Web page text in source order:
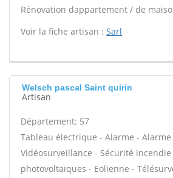
Rénovation dappartement / de
Voir la fiche artisan : Sarl
Welsch pascal Saint quirin
Artisan
Département: 57
Tableau électrique - Alarme -
Vidéosurveillance - Sécurité incendie
photovoltaïques - Eolienne -